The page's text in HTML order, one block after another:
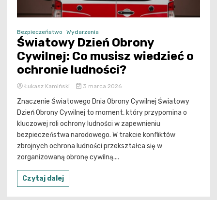
Bezpieczeństwo Wydarzenia
Światowy Dzień Obrony
Cywilnej: Co musisz wiedzieć o
ochronie ludności?
Łukasz Kamiński 3 marca 2026
Znaczenie Światowego Dnia Obrony Cywilnej Światowy
Dzień Obrony Cywilnej to moment, który przypomina o
kluczowej roli ochrony ludności w zapewnieniu
bezpieczeństwa narodowego. W trakcie konfliktów
zbrojnych ochrona ludności przekształca się w
zorganizowaną obronę cywilną....
Czytaj dalej